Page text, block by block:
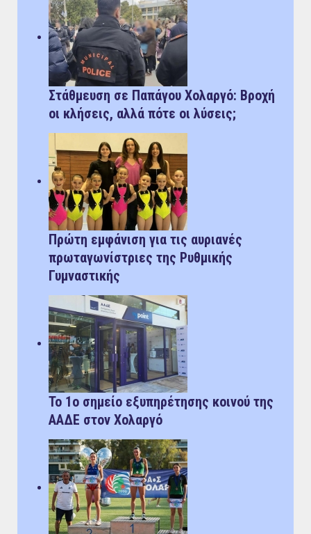
Στάθμευση σε Παπάγου Χολαργό: Bροχή
οι κλήσεις, αλλά πότε οι λύσεις;
Πρώτη εμφάνιση για τις αυριανές
πρωταγωνίστριες της Ρυθμικής
Γυμναστικής
Το 1ο σημείο εξυπηρέτησης κοινού της
ΑΑΔΕ στον Χολαργό